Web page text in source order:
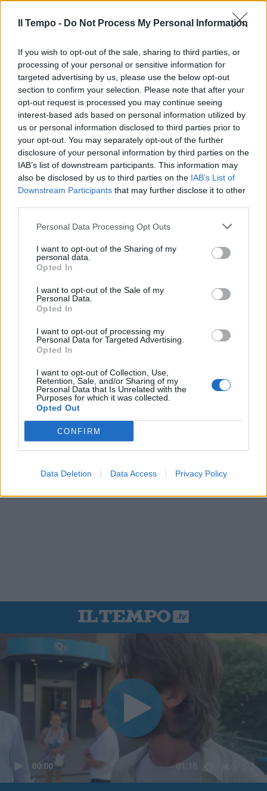
Il Tempo - Do Not Process My Personal Information
If you wish to opt-out of the sale, sharing to third parties, or
processing of your personal or sensitive information for
targeted advertising by us, please use the below opt-out
section to confirm your selection. Please note that after your
opt-out request is processed you may continue seeing
interest-based ads based on personal information utilized by
us or personal information disclosed to third parties prior to
your opt-out. You may separately opt-out of the further
disclosure of your personal information by third parties on the
IAB’s list of downstream participants. This information may
also be disclosed by us to third parties on the IAB’s List of
Downstream Participants that may further disclose it to other
Personal Data Processing Opt Outs
I want to opt-out of the Sharing of my
personal data.
Opted In
I want to opt-out of the Sale of my
Personal Data.
Opted In
I want to opt-out of processing my
Personal Data for Targeted Advertising.
Opted In
I want to opt-out of Collection, Use,
Retention, Sale, and/or Sharing of my
Personal Data that Is Unrelated with the
Purposes for which it was collected.
Opted Out
CONFIRM
Data Deletion Data Access Privacy Policy
In evidenza
00:00 01:16